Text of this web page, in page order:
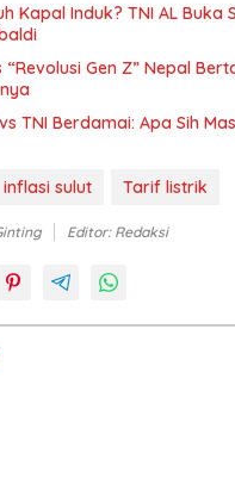
Kapal Induk? TNI AL Buka
Gen Z” Nepal
TNI Berdamai: Apa Sih
inflasi sulut Tarif listrik
Editor: Redaksi